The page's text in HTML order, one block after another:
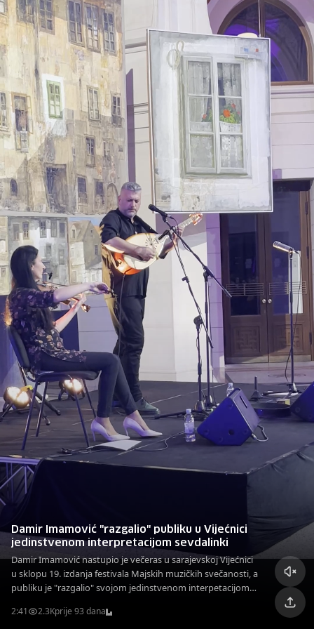
Damir Imamović "razgalio" publiku u Vijećnici
jedinstvenom interpretacijom sevdalinki
Damir Imamović nastupio je večeras u sarajevskoj Vijećnici
u sklopu 19. izdanja festivala Majskih muzičkih svečanosti, a
publiku je "razgalio" svojom jedinstvenom interpetacijom
2:41 2.3Kprije 93 dana